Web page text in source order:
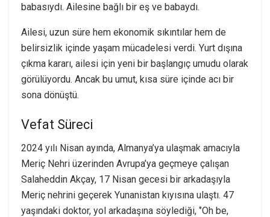
babasıydı. Ailesine bağlı bir eş ve babaydı.
Ailesi, uzun süre hem ekonomik sıkıntılar hem de
belirsizlik içinde yaşam mücadelesi verdi. Yurt dışına
çıkma kararı, ailesi için yeni bir başlangıç umudu olarak
görülüyordu. Ancak bu umut, kısa süre içinde acı bir
sona dönüştü.
Vefat Süreci
2024 yılı Nisan ayında, Almanya’ya ulaşmak amacıyla
Meriç Nehri üzerinden Avrupa’ya geçmeye çalışan
Salaheddin Akçay, 17 Nisan gecesi bir arkadaşıyla
Meriç nehrini geçerek Yunanistan kıyısına ulaştı. 47
yaşındaki doktor, yol arkadaşına söylediği, ‘’Oh be,